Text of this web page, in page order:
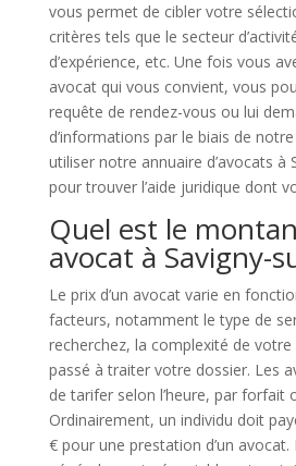
vous permet de cibler votre
critères tels que le secteur
d’expérience, etc. Une fois vous
avocat qui vous convient, vous
requête de rendez-vous ou lui
d’informations par le biais de
utiliser notre annuaire d’avocats à
pour trouver l’aide juridique dont
Quel est le
avocat à Savigny-
Le prix d’un avocat varie en
facteurs, notamment le type de
recherchez, la complexité de
passé à traiter votre dossier. Les
de tarifer selon l’heure, par forfait
Ordinairement, un individu doit
€ pour une prestation d’un